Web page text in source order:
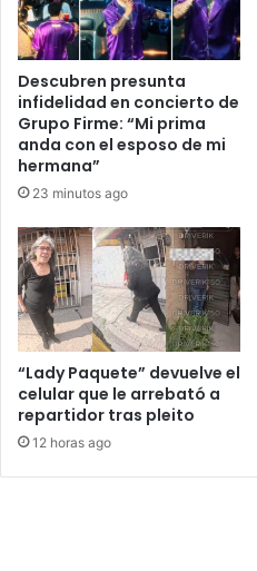
Descubren presunta
infidelidad en concierto de
Grupo Firme: “Mi prima
anda con el esposo de mi
hermana”
23 minutos ago
“Lady Paquete” devuelve el
celular que le arrebató a
repartidor tras pleito
12 horas ago